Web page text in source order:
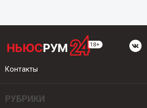
Контакты
РУБРИКИ